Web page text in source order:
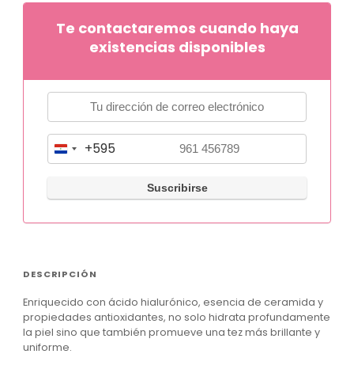
Te contactaremos cuando haya
existencias disponibles
P
r
a
y
+
5
+595
DESCRIPCIÓN
Enriquecido con ácido hialurónico, esencia de ceramida y
propiedades antioxidantes, no solo hidrata profundamente
la piel sino que también promueve una tez más brillante y
uniforme.